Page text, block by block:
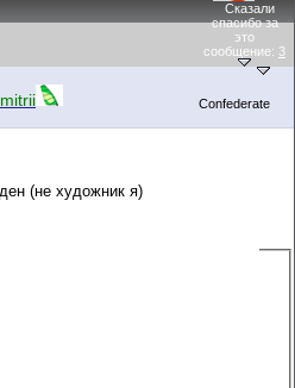
Сказали
спасибо за
это
сообщение: 3
Confederate
(не художник я)